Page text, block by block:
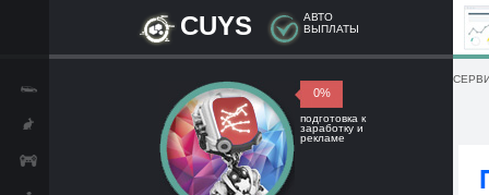
CUYS
АВТО
ВЫПЛАТЫ
0%
подготовка к
заработку и
рекламе